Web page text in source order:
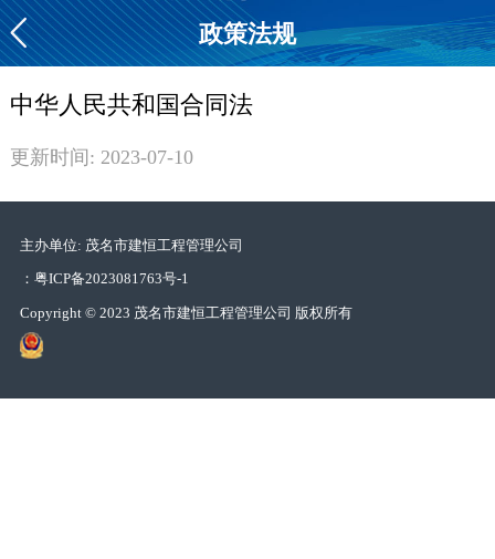
政策法规
中华人民共和国合同法
更新时间: 2023-07-10
主办单位: 茂名市建恒工程管理公司
： 粤ICP备2023081763号-1
Copyright © 2023 茂名市建恒工程管理公司 版权所有